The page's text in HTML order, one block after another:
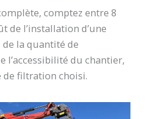
comptez entre 8
de l’installation d’une
la quantité de
l’accessibilité du chantier,
de filtration choisi.